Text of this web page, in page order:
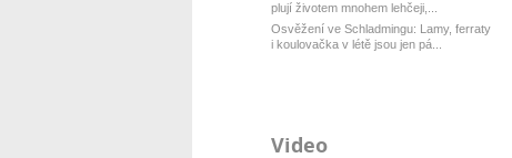
plují životem mnohem lehčeji,...
Osvěžení ve Schladmingu: Lamy, ferraty
i koulovačka v létě jsou jen pá...
Video